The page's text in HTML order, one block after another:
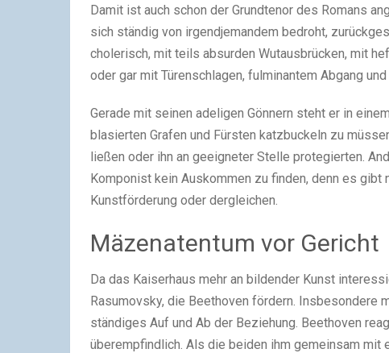
Damit ist auch schon der Grundtenor des Romans
sich ständig von irgendjemandem bedroht,
cholerisch, mit teils absurden Wutausbrücken, mit
oder gar mit Türenschlagen, fulminantem Abgang
Gerade mit seinen adeligen Gönnern steht er in
blasierten Grafen und Fürsten katzbuckeln zu
ließen oder ihn an geeigneter Stelle protegierten.
Komponist kein Auskommen zu finden, denn es
Kunstförderung oder dergleichen.
Mäzenatentum vor Gericht
Da das Kaiserhaus mehr an bildender Kunst
Rasumovsky, die Beethoven fördern. Insbesondere
ständiges Auf und Ab der Beziehung. Beethoven
überempfindlich. Als die beiden ihm gemeinsam mit